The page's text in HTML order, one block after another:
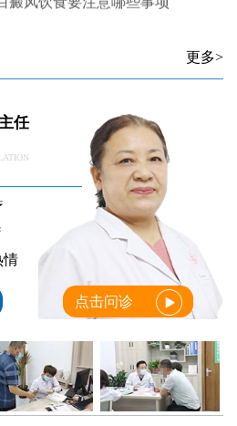
更多>
任
情
点击问诊